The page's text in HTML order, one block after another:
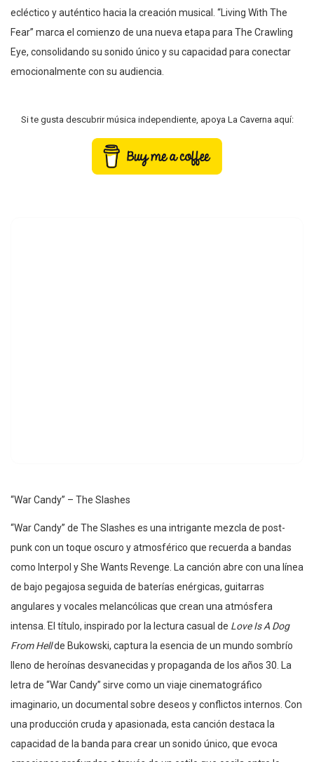
ecléctico y auténtico hacia la creación musical. “Living With The
Fear” marca el comienzo de una nueva etapa para The Crawling
Eye, consolidando su sonido único y su capacidad para conectar
emocionalmente con su audiencia.
Si te gusta descubrir música independiente, apoya La Caverna aquí:
“War Candy” – The Slashes
“War Candy” de The Slashes es una intrigante mezcla de post-
punk con un toque oscuro y atmosférico que recuerda a bandas
como Interpol y She Wants Revenge. La canción abre con una línea
de bajo pegajosa seguida de baterías enérgicas, guitarras
angulares y vocales melancólicas que crean una atmósfera
intensa. El título, inspirado por la lectura casual de Love Is A Dog
From Hellde Bukowski, captura la esencia de un mundo sombrío
lleno de heroínas desvanecidas y propaganda de los años 30. La
letra de “War Candy” sirve como un viaje cinematográfico
imaginario, un documental sobre deseos y conflictos internos. Con
una producción cruda y apasionada, esta canción destaca la
capacidad de la banda para crear un sonido único, que evoca